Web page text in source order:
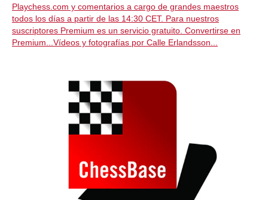
Playchess.com y comentarios a cargo de grandes maestros
todos los días a partir de las 14:30 CET. Para nuestros
suscriptores Premium es un servicio gratuito. Convertirse en
Premium...Vídeos y fotografías por Calle Erlandsson...